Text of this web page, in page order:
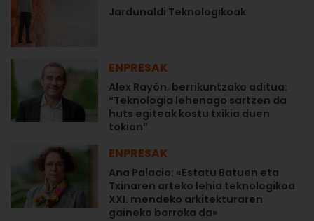
Jardunaldi Teknologikoak
ENPRESAK
Alex Rayón, berrikuntzako aditua:
“Teknologia lehenago sartzen da
huts egiteak kostu txikia duen
tokian”
ENPRESAK
Ana Palacio: «Estatu Batuen eta
Txinaren arteko lehia teknologikoa
XXI. mendeko arkitekturaren
gaineko borroka da»